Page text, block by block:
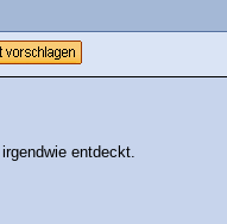
entdeckt.